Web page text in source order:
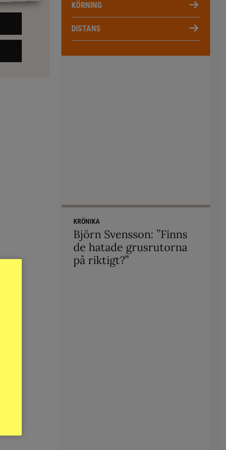
KÖRNING
DISTANS
KRÖNIKA
Björn Svensson: ”Finns
de hatade grusrutorna
på riktigt?”